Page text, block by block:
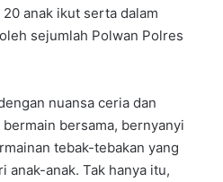
anak ikut serta dalam
sejumlah Polwan Polres
nuansa ceria dan
bersama, bernyanyi
tebak-tebakan yang
anak-anak. Tak hanya itu,